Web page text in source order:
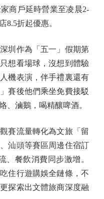
商戶延時營業至凌晨2-
8.5折起優惠。
作為「五一」假期第
想看場球，沒想到體驗
機表演，伴手禮裏還有
賽後他們乘坐免費接駁
、滷鵝，喝精釀啤酒。
流量轉化為文旅「留
汕頭等賽區周邊住宿訂
、餐飲消費同步激增。
住行遊購娛全鏈條，不
探索出文體旅商深度融